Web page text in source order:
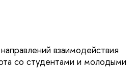
взаимодействия
со студентами и молодыми